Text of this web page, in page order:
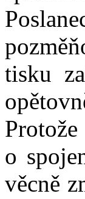
tisku
o
věcně